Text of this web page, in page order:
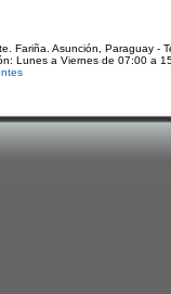
Fariña. Asunción, Paraguay -
Lunes a Viernes de 07:00 a